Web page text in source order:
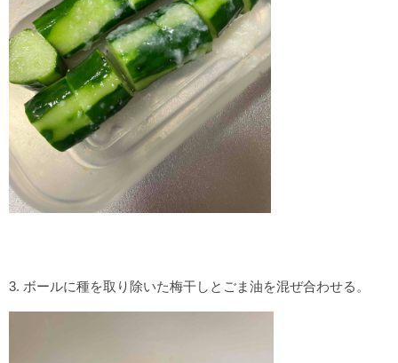
3. ボールに種を取り除いた梅干しとごま油を混ぜ合わせる。